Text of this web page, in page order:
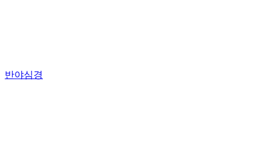
반야심경